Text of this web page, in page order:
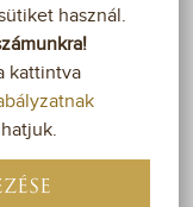
használ.
kattintva
ahol garantált
és